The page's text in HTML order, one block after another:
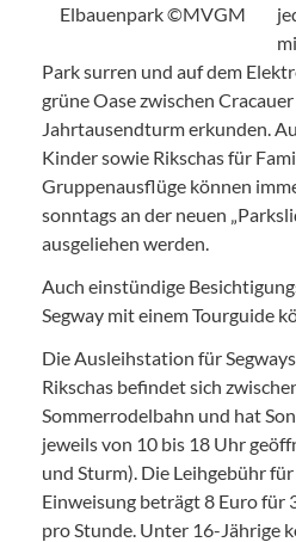
Park surren und auf dem
grüne Oase zwischen
Jahrtausendturm erkunden.
Kinder sowie Rikschas für
Gruppenausflüge können
sonntags an der neuen
ausgeliehen werden.
Auch einstündige
Segway mit einem Tourguide
Die Ausleihstation für
Rikschas befindet sich
Sommerrodelbahn und hat
jeweils von 10 bis 18 Uhr
und Sturm). Die Leihgebühr
Einweisung beträgt 8 Euro für
pro Stunde. Unter 16-Jährige